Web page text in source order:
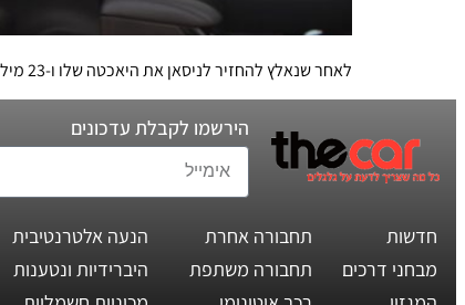
לאחר שנאלץ להחזיר לניסאן את היאכטה שלו ו-23 מיליון דולר – עוד מכה לקרלוס גוהן: התביעה הכללית בצרפת רוצה להעמיד אותו לדין בפרשת שחיתות נוספת
הירשמו לקבלת עדכונים
חדשות
מבחני דרכים
תחבורה אחרת
תחבורה משתפת
הנעה אלטרנטיבית
היברידיות ונטענות